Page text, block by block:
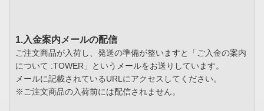
1.入金案内メールの配信
ご注文商品が入荷し、発送の準備が整いますと「ご入金の案内
について :TOWER」というメールをお送りしています。
メールに記載されているURLにアクセスしてください。
※ご注文商品の入荷前には配信されません。